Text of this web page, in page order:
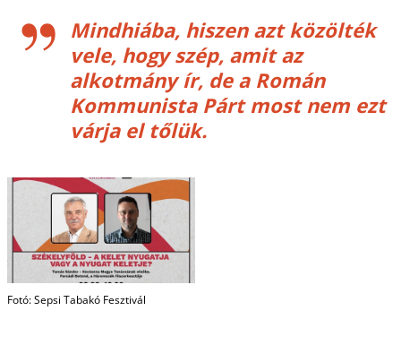
Mindhiába, hiszen azt közölték
vele, hogy szép, amit az
alkotmány ír, de a Román
Kommunista Párt most nem ezt
várja el tőlük.
Fotó: Sepsi Tabakó Fesztivál